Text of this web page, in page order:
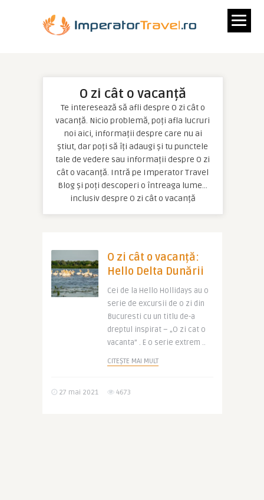
O zi cât o vacanță
Te interesează să afli despre O zi cât o
vacanță. Nicio problemă, poți afla lucruri
noi aici, informații despre care nu ai
știut, dar poți să îți adaugi și tu punctele
tale de vedere sau informații despre O zi
cât o vacanță. Intră pe Imperator Travel
Blog și poți descoperi o întreaga lume…
inclusiv despre O zi cât o vacanță
O zi cât o vacanță:
Hello Delta Dunării
Cei de la Hello Hollidays au o
serie de excursii de o zi din
Bucuresti cu un titlu de-a
dreptul inspirat – „O zi cat o
vacanta” . E o serie extrem ..
CITEȘTE MAI MULT
27 mai 2021 4673